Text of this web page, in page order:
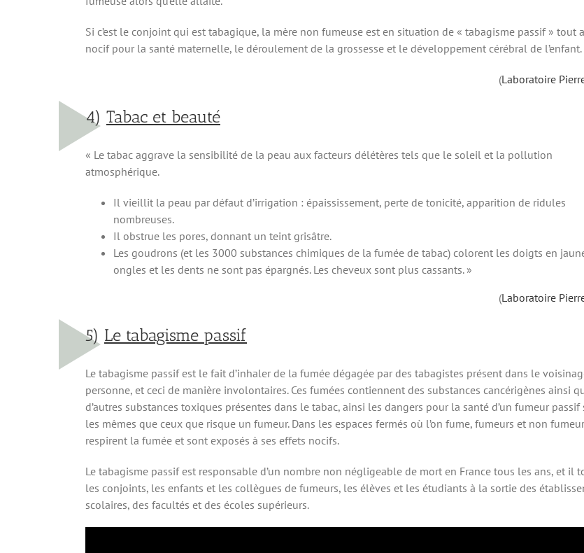
Si c’est le conjoint qui est tabagique, la mère non fumeuse est en situation de « tabagisme passif » tout
nocif pour la santé maternelle, le déroulement de la grossesse et le développement cérébral de l’enfant.
(Laboratoire
4) Tabac et beauté
« Le tabac aggrave la sensibilité de la peau aux facteurs délétères tels que le soleil et la pollution
atmosphérique.
Il vieillit la peau par défaut d’irrigation : épaississement, perte de tonicité, apparition de ridules
nombreuses.
Il obstrue les pores, donnant un teint grisâtre.
Les goudrons (et les 3000 substances chimiques de la fumée de tabac) colorent les doigts en
ongles et les dents ne sont pas épargnés. Les cheveux sont plus cassants. »
(Laboratoire
5) Le tabagisme passif
Le tabagisme passif est le fait d’inhaler de la fumée dégagée par des tabagistes présent dans le
personne, et ceci de manière involontaires. Ces fumées contiennent des substances cancérigènes ainsi
d’autres substances toxiques présentes dans le tabac, ainsi les dangers pour la santé d’un fumeur passif
les mêmes que ceux que risque un fumeur. Dans les espaces fermés où l’on fume, fumeurs et non
respirent la fumée et sont exposés à ses effets nocifs.
Le tabagisme passif est responsable d’un nombre non négligeable de mort en France tous les ans, et il
les conjoints, les enfants et les collègues de fumeurs, les élèves et les étudiants à la sortie des
scolaires, des facultés et des écoles supérieurs.